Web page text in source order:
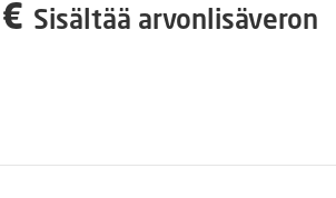
€ Nykyinen
1,99 €.
Sisältää arvonlisäveron